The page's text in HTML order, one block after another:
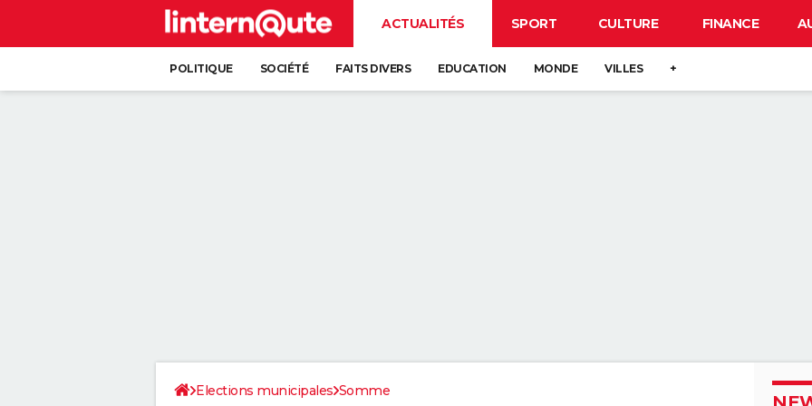
ACTUALITÉS SPORT CULTURE FINANCE
POLITIQUE SOCIÉTÉ FAITS DIVERS EDUCATION MONDE VILLES +
Elections municipales Somme